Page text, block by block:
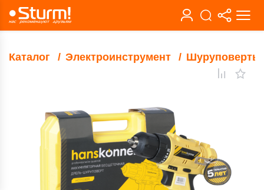
Каталог Электроинструмент Шуруповерты